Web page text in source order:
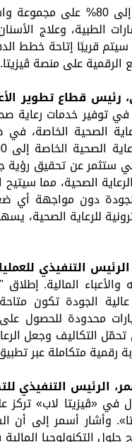
يوفر برنامج «شامل» خصومات
قريبًا إتاحة خطط
الرقمية على منصة ڤيزيتا.
رئيس قطاع تطوير
خدمات رعاية
عن تحقيق رؤية
الصحية، مما
دون مواجهة أي
للرعاية
الرئيس التنفيذي
المالية.
عالية الجودة تكون
محدودة للحصول
التكاليف وجعل
رقمية متكاملة عبر
الرئيس التنفيذي
في «ڤيزيتا لاب»
وأشار أسمر إلى أن
حلول التكنولوجيا